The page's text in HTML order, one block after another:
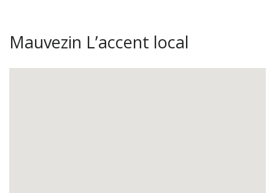
Mauvezin L’accent local